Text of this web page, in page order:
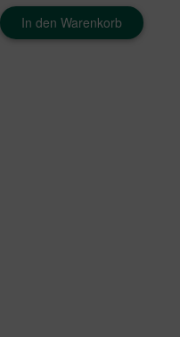
In den Warenkorb